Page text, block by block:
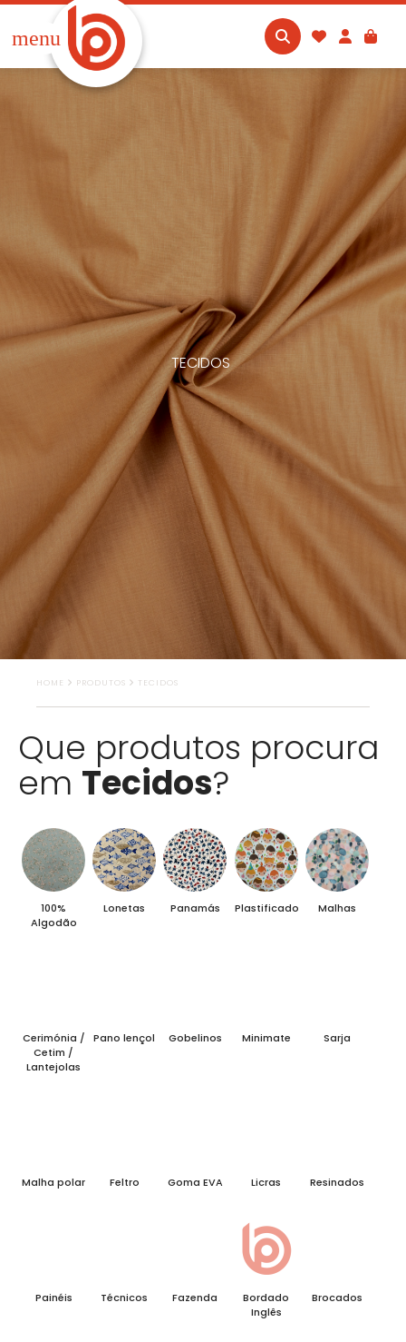
menu
TECIDOS
HOME PRODUTOS TECIDOS
Que produtos procura
em Tecidos?
100%
Algodão
Lonetas Panamás Plastificados Malhas
Cerimónia /
Cetim /
Lantejolas
Pano lençol Gobelinos Minimate Sarja
Malha polar Feltro Goma EVA Licras Resinados
Painéis Técnicos Fazenda
Bordado
Inglês
Brocados